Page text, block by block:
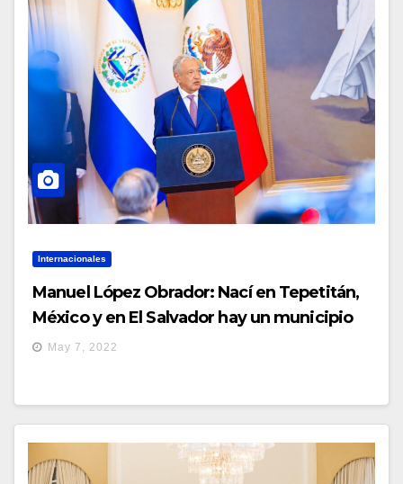
Internacionales
Manuel López Obrador: Nací en Tepetitán,
México y en El Salvador hay un municipio
que lleva el mismo nombre
May 7, 2022